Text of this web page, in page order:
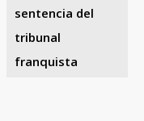
sentencia del
tribunal
franquista